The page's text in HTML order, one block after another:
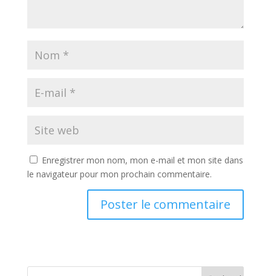
Enregistrer mon nom, mon e-mail et mon site dans
le navigateur pour mon prochain commentaire.